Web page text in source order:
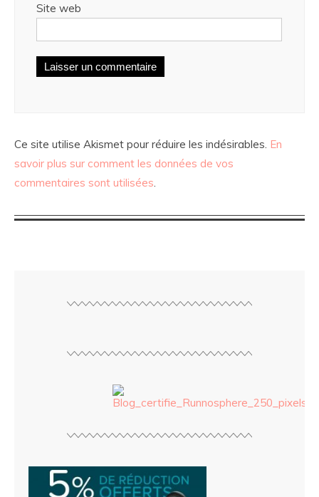
Site web
Ce site utilise Akismet pour réduire les indésirables. En
savoir plus sur comment les données de vos
commentaires sont utilisées.